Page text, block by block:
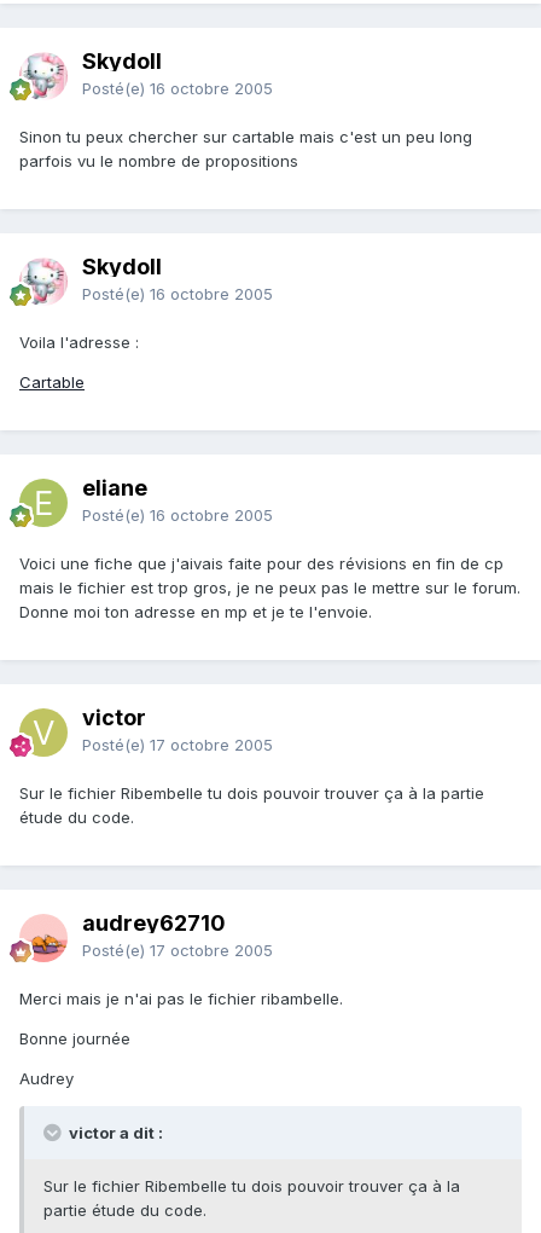
Skydoll
Posté(e) 16 octobre 2005
Sinon tu peux chercher sur cartable mais c'est un peu long
parfois vu le nombre de propositions
Skydoll
Posté(e) 16 octobre 2005
Voila l'adresse :
Cartable
eliane
Posté(e) 16 octobre 2005
Voici une fiche que j'aivais faite pour des révisions en fin de cp
mais le fichier est trop gros, je ne peux pas le mettre sur le forum.
Donne moi ton adresse en mp et je te l'envoie.
victor
Posté(e) 17 octobre 2005
Sur le fichier Ribembelle tu dois pouvoir trouver ça à la partie
étude du code.
audrey62710
Posté(e) 17 octobre 2005
Merci mais je n'ai pas le fichier ribambelle.
Bonne journée
Audrey
victor a dit :
Sur le fichier Ribembelle tu dois pouvoir trouver ça à la
partie étude du code.